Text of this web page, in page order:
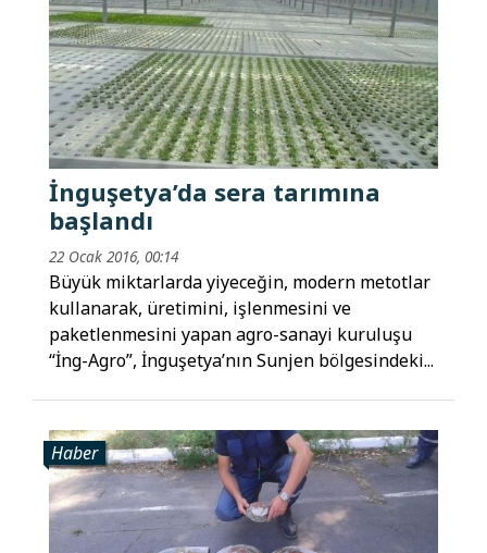
İnguşetya’da sera tarımına
başlandı
22 Ocak 2016, 00:14
Büyük miktarlarda yiyeceğin, modern metotlar
kullanarak, üretimini, işlenmesini ve
paketlenmesini yapan agro-sanayi kuruluşu
“İng-Agro”, İnguşetya’nın Sunjen bölgesindeki...
Haber